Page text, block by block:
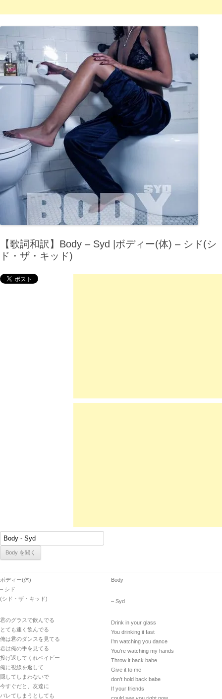
【歌詞和訳】Body – Syd |ボディー(体) – シド(シ
ド・ザ・キッド)
ボディー(体)
– シド
(シド・ザ・キッド)
君のグラスで飲んでる
とても速く飲んでる
俺は君のダンスを見てる
君は俺の手を見てる
投げ返してくれベイビー
俺に視線を返して
隠してしまわないで
今すぐだと、友達に
バレてしまうとしても
Body
– Syd
Drink in your glass
You drinking it fast
I’m watching you dance
You’re watching my hands
Throw it back babe
Give it to me
don’t hold back babe
If your friends